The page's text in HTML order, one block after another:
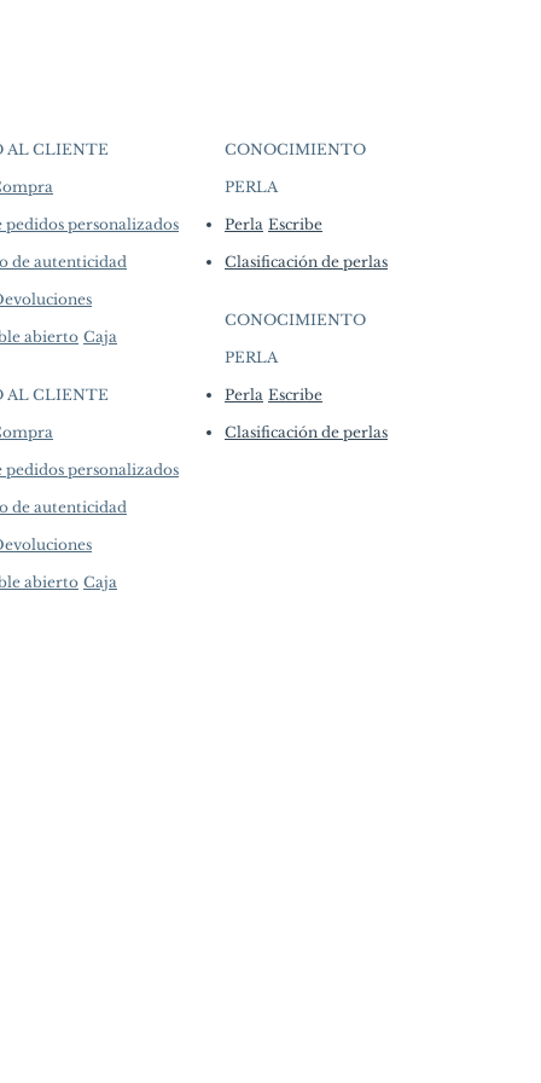
AL CLIENTE
pedidos personalizados
de autenticidad
abierto Caja
AL CLIENTE
pedidos personalizados
de autenticidad
abierto Caja
CONOCIMIENTO
PERLA​
Perla Escribe
Clasificación de perlas
CONOCIMIENTO
PERLA​
Perla Escribe
Clasificación de perlas